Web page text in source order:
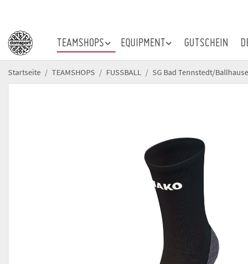
TEAMSHOPS EQUIPMENT GUTSCHEIN
Startseite TEAMSHOPS FUSSBALL SG Bad Tennstedt/